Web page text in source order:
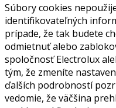
Súbory cookies
identifikovateľných
prípade, že tak budete
odmietnuť alebo
spoločnosť Electrolux
tým, že zmeníte
ďalších podrobností
vedomie, že väčšina